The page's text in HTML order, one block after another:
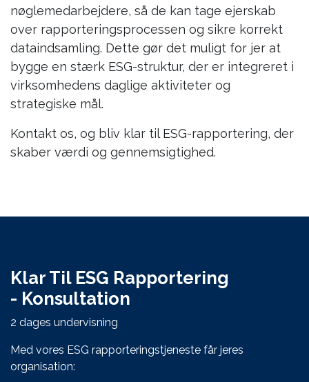
nøglemedarbejdere, så de kan tage ejerskab
over rapporteringsprocessen og sikre korrekt
dataindsamling. Dette gør det muligt for jer at
bygge en stærk ESG-struktur, der er integreret i
virksomhedens daglige aktiviteter og
strategiske mål.
Kontakt os, og bliv klar til ESG-rapportering, der
skaber værdi og gennemsigtighed.
Klar Til ESG Rapportering
- Konsultation
2 dages undervisning
Med vores ESG rapporteringstjeneste får jeres
organisation: